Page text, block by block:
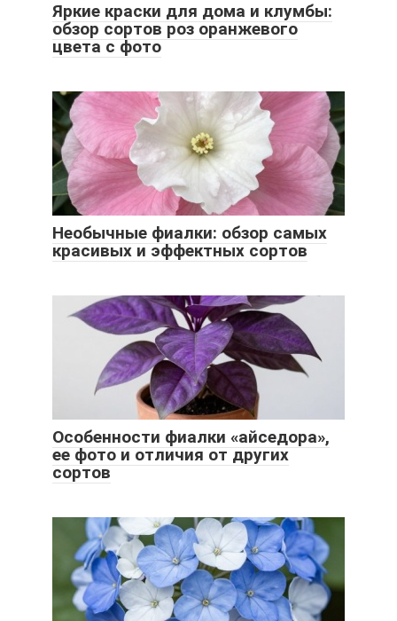
Яркие краски для дома и клумбы:
обзор сортов роз оранжевого
цвета с фото
Необычные фиалки: обзор самых
красивых и эффектных сортов
Особенности фиалки «айседора»,
ее фото и отличия от других
сортов